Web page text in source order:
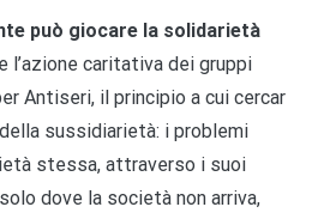
può giocare la solidarietà
l’azione caritativa dei gruppi
Antiseri, il principio a cui cercar
sussidiarietà: i problemi
stessa, attraverso i suoi
dove la società non arriva,